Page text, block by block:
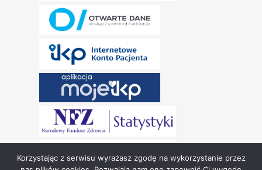
Korzystając z serwisu wyrażasz zgodę na wykorzystanie przez